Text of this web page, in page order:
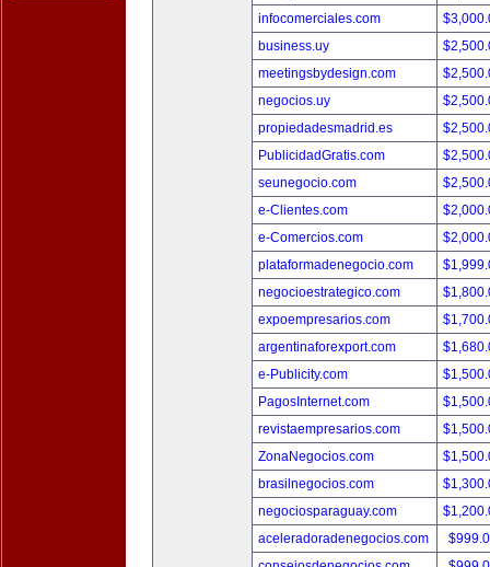
infocomerciales.com
business.uy
meetingsbydesign.com
negocios.uy
propiedadesmadrid.es
PublicidadGratis.com
seunegocio.com
e-Clientes.com
e-Comercios.com
plataformadenegocio.com
negocioestrategico.com
expoempresarios.com
argentinaforexport.com
e-Publicity.com
PagosInternet.com
revistaempresarios.com
ZonaNegocios.com
brasilnegocios.com
negociosparaguay.com
aceleradoradenegocios.com